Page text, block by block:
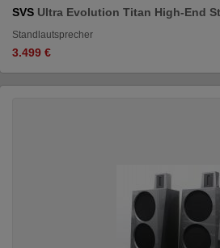
SVS Ultra Evolution Titan High-End
Standlautsprecher
3.499 €